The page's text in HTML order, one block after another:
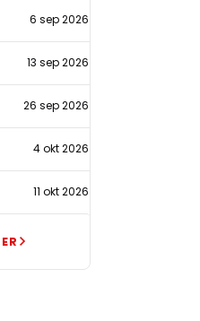
6 sep 2026
13 sep 2026
26 sep 2026
4 okt 2026
11 okt 2026